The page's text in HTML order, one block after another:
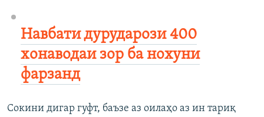
Навбати дурударози 400
хонаводаи зор ба нохуни
фарзанд
Сокини дигар гуфт, баъзе аз оилаҳо аз ин тариқ